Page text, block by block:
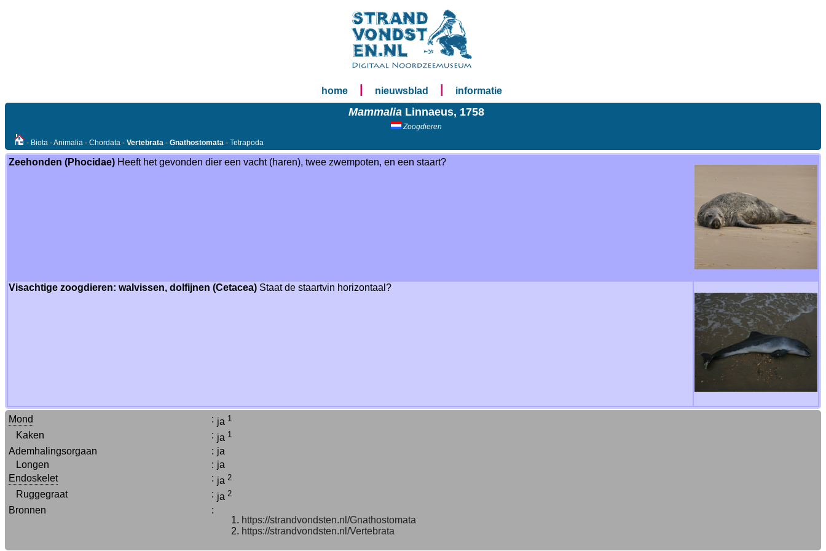
home nieuwsblad informatie
MammaliaLinnaeus, 1758
Zoogdieren
- Biota - Animalia - Chordata - Vertebrata - Gnathostomata - Tetrapoda
Zeehonden (Phocidae) Heeft het gevonden dier een vacht (haren), twee zwempoten, en een staart?
Visachtige zoogdieren: walvissen, dolfijnen (Cetacea) Staat de staartvin horizontaal?
Mond : ja 1
Kaken : ja 1
Ademhalingsorgaan : ja
Longen
: ja
Endoskelet
: ja 2
Ruggegraat : ja 2
Bronnen
:
https://strandvondsten.nl/Gnathostomata
https://strandvondsten.nl/Vertebrata